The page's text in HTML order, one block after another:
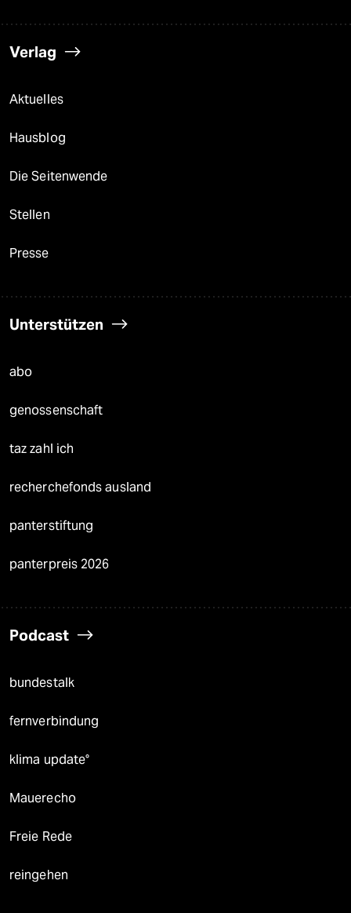
Verlag
Aktuelles
Hausblog
Die Seitenwende
Stellen
Presse
Unterstützen
abo
genossenschaft
taz zahl ich
recherchefonds ausland
panterstiftung
panterpreis 2026
Podcast
bundestalk
fernverbindung
klima update°
Mauerecho
Freie Rede
reingehen